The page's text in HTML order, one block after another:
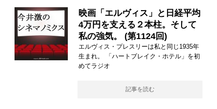
映画「エルヴィス」と日経平均
4万円を支える２本柱。そして
私の強気。 (第1124回)
エルヴィス・プレスリーは私と同じ1935年
生まれ。 「ハートブレイク・ホテル」を初
めてラジオ
記事を読む